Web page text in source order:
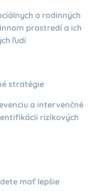
a rodinných
prostredí a ich
ľudí
stratégie
a intervenčné
rizikových
mať lepšie